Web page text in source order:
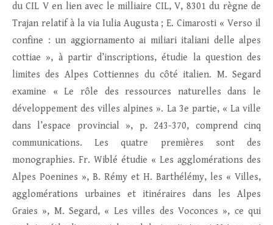
du CIL V en lien avec le milliaire CIL, V, 8301 du règne de
Trajan relatif à la via Iulia Augusta ; E. Cimarosti « Verso il
confine : un aggiornamento ai miliari italiani delle alpes
cottiae », à partir d’inscriptions, étudie la question des
limites des Alpes Cottiennes du côté italien. M. Segard
examine « Le rôle des ressources naturelles dans le
développement des villes alpines ». La 3e partie, « La ville
dans l’espace provincial », p. 243-370, comprend cinq
communications. Les quatre premières sont des
monographies. Fr. Wiblé étudie « Les agglomérations des
Alpes Poenines », B. Rémy et H. Barthélémy, les « Villes,
agglomérations urbaines et itinéraires dans les Alpes
Graies », M. Segard, « Les villes des Voconces », ce qui